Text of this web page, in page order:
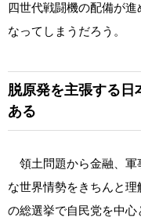
四世代戦闘機の配備が
なってしまうだろう。
脱原発を主張する日
ある
領土問題から金融、軍
な世界情勢をきちんと
の総選挙で自民党を中